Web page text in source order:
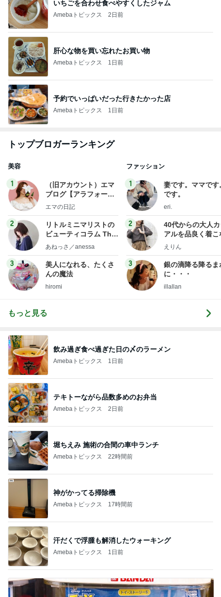
いちごを合わせ食べやすくしたジャム
Amebaトピックス 2日前
肝心な物を買い忘れたお買い物
Amebaトピックス 1日前
予約でいっぱいだった行きたかった店
Amebaトピックス 1日前
トップブロガーランキング
美容
1
（旧アカウント）エマ
ブログ【アラフォー会
社売却セカンドライ
エマの日記
2
リトルミニマリストの
ビューティコラム The
little minimalist's bea
あねっさ／anessa
3
美人になれる、たくさ
んの魔法
hiromi
ファッション
1
妻です。ママです
です。
eri.
2
40代からの大人
アルを品良く着こ
ファッションブロ
えりん
3
銀の滴降る降るま
に・・・
illallan
もっと見る
飲み過ぎ食べ過ぎた日の〆のラーメン
Amebaトピックス 1日前
テキトーながら品数多めのお弁当
Amebaトピックス 2日前
堀ちえみ 施術の合間の車中ランチ
Amebaトピックス 22時間前
神がかってる掃除機
Amebaトピックス 17時間前
汗だくで浮腫も解消したウォーキング
Amebaトピックス 1日前